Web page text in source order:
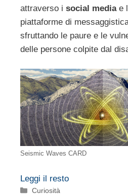
attraverso i social mediae
piattaforme di
sfruttando le paure e le
delle persone colpite dal
Seismic Waves CARD
Leggi il resto
Categorie
Curiosità